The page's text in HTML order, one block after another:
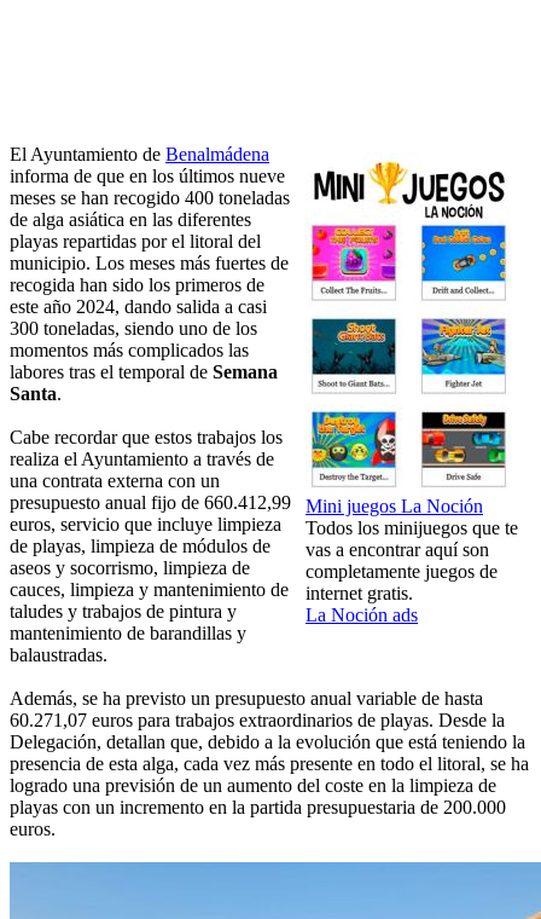
Mini juegos La Noción
Todos los minijuegos que te
vas a encontrar aquí son
completamente juegos de
internet gratis.
La Noción ads
El Ayuntamiento de Benalmádena
informa de que en los últimos nueve
meses se han recogido 400 toneladas
de alga asiática en las diferentes
playas repartidas por el litoral del
municipio. Los meses más fuertes de
recogida han sido los primeros de
este año 2024, dando salida a casi
300 toneladas, siendo uno de los
momentos más complicados las
labores tras el temporal de Semana
Santa.
Cabe recordar que estos trabajos los
realiza el Ayuntamiento a través de
una contrata externa con un
presupuesto anual fijo de 660.412,99
euros, servicio que incluye limpieza
de playas, limpieza de módulos de
aseos y socorrismo, limpieza de
cauces, limpieza y mantenimiento de
taludes y trabajos de pintura y
mantenimiento de barandillas y
balaustradas.
Además, se ha previsto un presupuesto anual variable de hasta
60.271,07 euros para trabajos extraordinarios de playas. Desde la
Delegación, detallan que, debido a la evolución que está teniendo la
presencia de esta alga, cada vez más presente en todo el litoral, se ha
logrado una previsión de un aumento del coste en la limpieza de
playas con un incremento en la partida presupuestaria de 200.000
euros.